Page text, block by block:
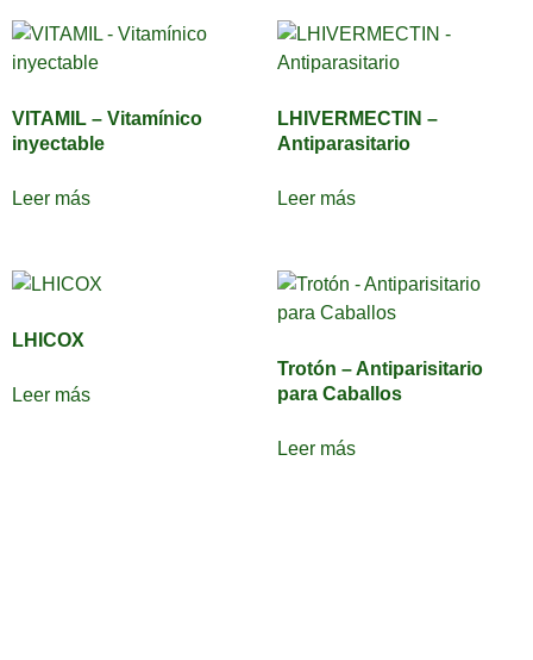
VITAMIL – Vitamínico
inyectable
Leer más
LHIVERMECTIN –
Antiparasitario
Leer más
LHICOX
Leer más
Trotón – Antiparisitario
para Caballos
Leer más